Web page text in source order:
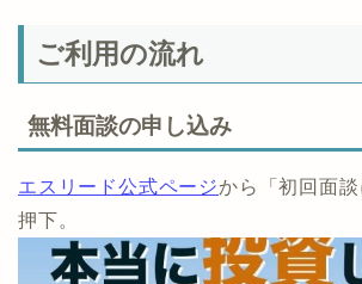
ご利用の流れ
無料面談の申し込み
エスリード公式ページから「初回面
押下。